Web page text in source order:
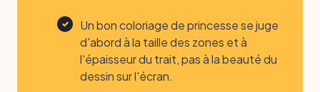
Un bon coloriage de princesse se juge
d'abord à la taille des zones et à
l'épaisseur du trait, pas à la beauté du
dessin sur l'écran.